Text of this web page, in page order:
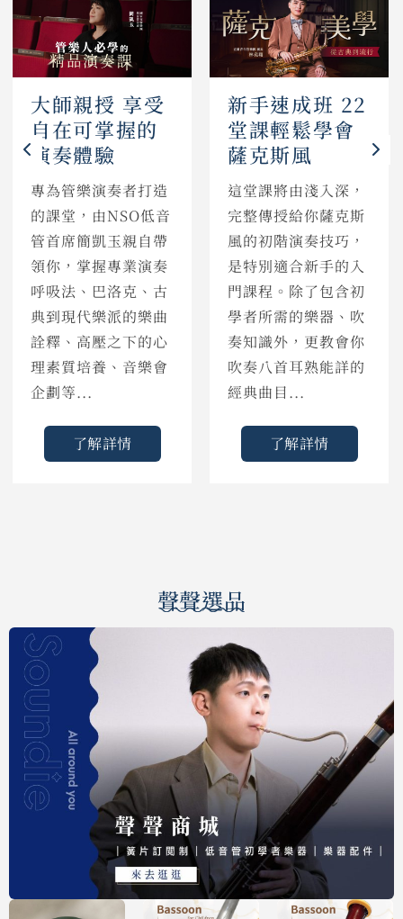
大師親授 享受
自在可掌握的
演奏體驗
專為管樂演奏者打造
的課堂，由NSO低音
管首席簡凱玉親自帶
領你，掌握專業演奏
呼吸法、巴洛克、古
典到現代樂派的樂曲
詮釋、高壓之下的心
理素質培養、音樂會
企劃等...
了解詳情
新手速成班 22
堂課輕鬆學會
薩克斯風
這堂課將由淺入深，
完整傳授給你薩克斯
風的初階演奏技巧，
是特別適合新手的入
門課程。除了包含初
學者所需的樂器、吹
奏知識外，更教會你
吹奏八首耳熟能詳的
經典曲目...
了解詳情
聲聲選品